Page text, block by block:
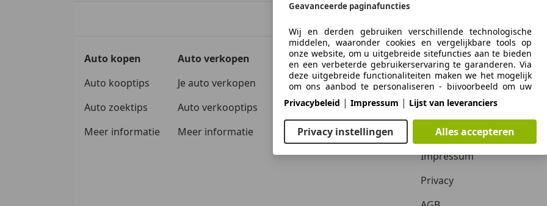
Auto kopen
Auto kooptips
Auto zoektips
Meer informatie
Auto verkopen
Je auto verkopen
Auto verkooptips
Meer informatie
Zakelijk
Adverteren autobedrijven
Inloggen autobedrijven
Autobedrijven in Nederland
Over ons
Over ons / Contact
Adverteren
Vacatures
Impressum
Privacy
Geavanceerde paginafuncties
Wij en derden gebruiken verschillende technologische
middelen, waaronder cookies en vergelijkbare tools op
onze website, om u uitgebreide sitefuncties aan te bieden
en een verbeterde gebruikerservaring te garanderen. Via
deze uitgebreide functionaliteiten maken we het mogelijk
om ons aanbod te personaliseren - bijvoorbeeld om uw
zoekopdrachten bij een later bezoek voort te zetten, om u
geschikte aanbiedingen in uw regio te tonen of om
gepersonaliseerde advertenties en berichten te
verstrekken en te evalueren. Wij slaan uw e-mailadres
lokaal op wanneer u dit opgeeft voor opgeslagen
de prijsbeoordeling. Dit vergemakkelijkt het gebruik van
hoeft in te voeren. Met uw toestemming wordt op gebruik
Privacybeleid | Impressum | Lijst van leveranciers
Privacy instellingen Alles accepteren